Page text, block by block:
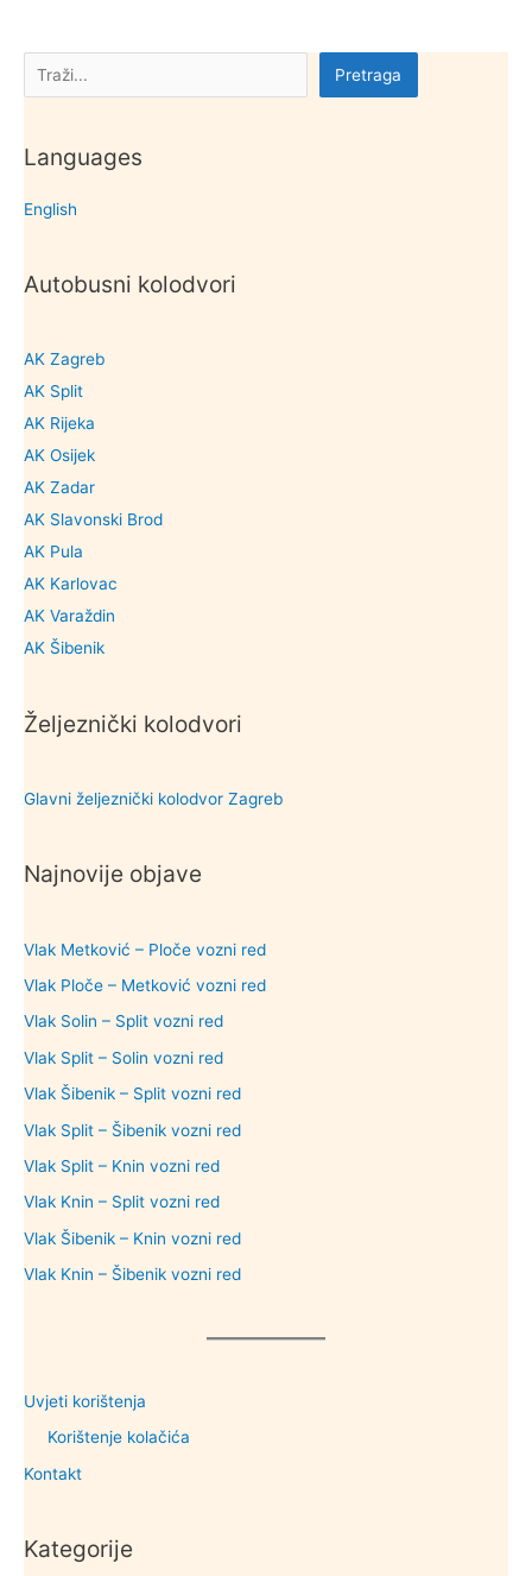
Pretraga Pretraga
Languages
English
Autobusni kolodvori
AK Zagreb
AK Split
AK Rijeka
AK Osijek
AK Zadar
AK Slavonski Brod
AK Pula
AK Karlovac
AK Varaždin
AK Šibenik
Željeznički kolodvori
Glavni željeznički kolodvor Zagreb
Najnovije objave
Vlak Metković – Ploče vozni red
Vlak Ploče – Metković vozni red
Vlak Solin – Split vozni red
Vlak Split – Solin vozni red
Vlak Šibenik – Split vozni red
Vlak Split – Šibenik vozni red
Vlak Split – Knin vozni red
Vlak Knin – Split vozni red
Vlak Šibenik – Knin vozni red
Vlak Knin – Šibenik vozni red
Uvjeti korištenja
Korištenje kolačića
Kontakt
Kategorije